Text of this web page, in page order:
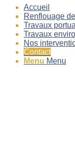
Accueil
Renflouage
Travaux
Travaux
Nos
Contact
Menu Menu